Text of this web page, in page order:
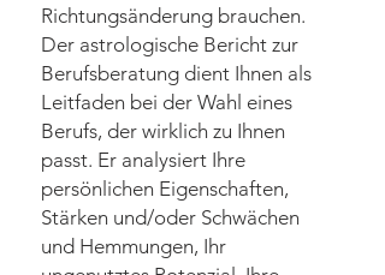
Richtungsänderung brauchen.
Der astrologische Bericht zur
Berufsberatung dient Ihnen als
Leitfaden bei der Wahl eines
Berufs, der wirklich zu Ihnen
passt. Er analysiert Ihre
persönlichen Eigenschaften,
Stärken und/oder Schwächen
und Hemmungen, Ihr